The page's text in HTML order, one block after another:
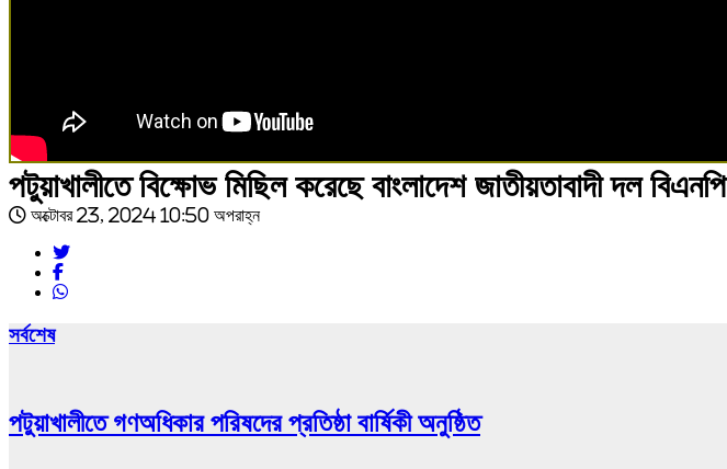
পটুয়াখালীতে বিক্ষোভ মিছিল করেছে বাংলাদেশ জাতীয়তাবাদী দল বিএনপি
অক্টোবর 23, 2024 10:50 অপরাহ্ন
সর্বশেষ
পটুয়াখালীতে গণঅধিকার পরিষদের প্রতিষ্ঠা বার্ষিকী অনুষ্ঠিত